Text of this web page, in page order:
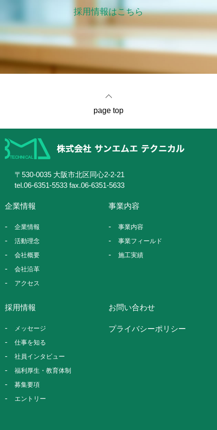
採用情報はこちら
page top
〒530-0035 大阪市北区同心2-2-21
tel.06-6351-5533 fax.06-6351-5633
企業情報
企業情報
活動理念
会社概要
会社沿革
アクセス
事業内容
事業内容
事業フィールド
施工実績
採用情報
メッセージ
仕事を知る
社員インタビュー
福利厚生・教育体制
募集要項
エントリー
お問い合わせ
プライバシーポリシー